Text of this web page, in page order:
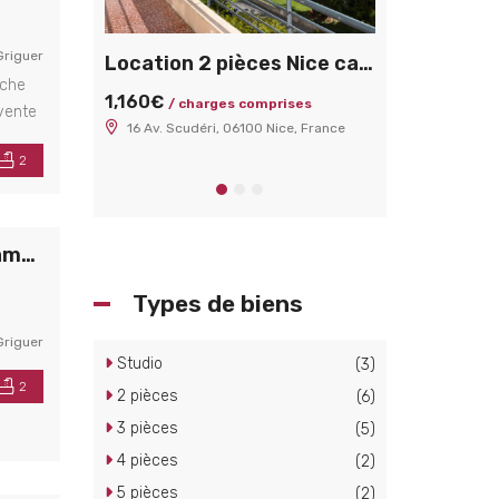
2
Location 5 pièces Nice centre Dubouchage / Lamartine
2
Cimiez
€
Nice, France
Location 2 pièces Nice cap de croix / scuderi
1,160€ / charges comprises
16 Av. Scudéri, 06100 Nice, France
Types de biens
Studio
(3)
2 pièces
(6)
3 pièces
(5)
4 pièces
(2)
5 pièces
(2)